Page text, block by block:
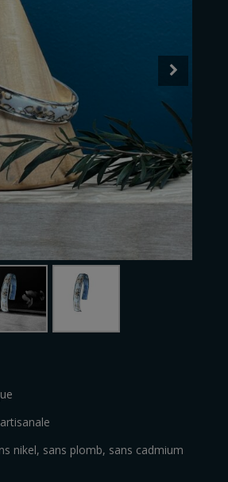
nikel, sans plomb, sans cadmium